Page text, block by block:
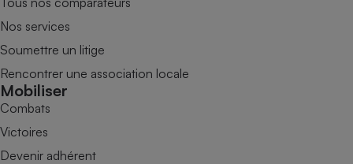
Nos services
Soumettre un litige
Rencontrer une association locale
Mobiliser
Combats
Victoires
Devenir adhérent